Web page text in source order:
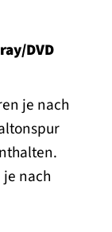
DVD
je nach
nach